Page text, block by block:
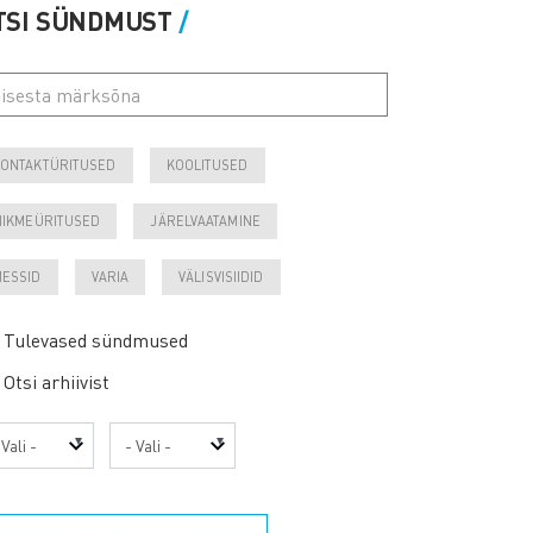
SÜNDMUST
KOOLITUSED
JÄRELVAATAMINE
VARIA VÄLISVISIIDID
Tulevased sündmused
Otsi arhiivist
Kuu